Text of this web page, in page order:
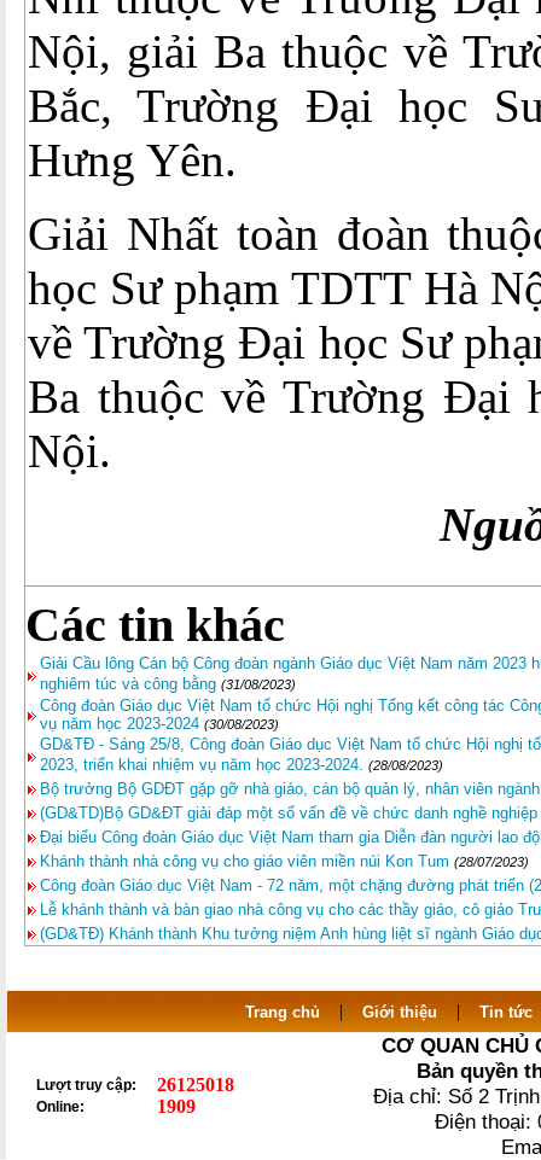
Nội, giải Ba thuộc về
Bắc, Trường Đại học
Hưng Yên.
Giải Nhất toàn đoàn
học Sư phạm TDTT Hà
về Trường Đại học Sư
Ba thuộc về Trường Đại
Nội.
Các tin khác
Giải Cầu lông Cán bộ Công đoàn ngành Giáo dục Việt Nam năm
nghiêm túc và công bằng (31/08/2023)
Công đoàn Giáo dục Việt Nam tổ chức Hội nghị Tổng kết công tác
vụ năm học 2023-2024 (30/08/2023)
GD&TĐ - Sáng 25/8, Công đoàn Giáo dục Việt Nam tổ chức Hội nghị
2023, triển khai nhiệm vụ năm học 2023-2024. (28/08/2023)
Bộ trưởng Bộ GDĐT gặp gỡ nhà giáo, cán bộ quản lý, nhân viên
(GD&TD)Bộ GD&ĐT giải đáp một số vấn đề về chức danh nghề
Đại biểu Công đoàn Giáo dục Việt Nam tham gia Diễn đàn người lao
Khánh thành nhà công vụ cho giáo viên miền núi Kon Tum (28/07/2023)
Công đoàn Giáo dục Việt Nam - 72 năm, một chặng đường phát triển
Lễ khánh thành và bàn giao nhà công vụ cho các thầy giáo, cô giáo
(GD&TĐ) Khánh thành Khu tưởng niệm Anh hùng liệt sĩ ngành Giáo
Trang chủ | Giới thiệu | Tin tức
Lượt truy cập: 26125018
Online: 1909
CƠ QUAN CHỦ
Bản quyền
Địa chỉ: Số 2
Điện